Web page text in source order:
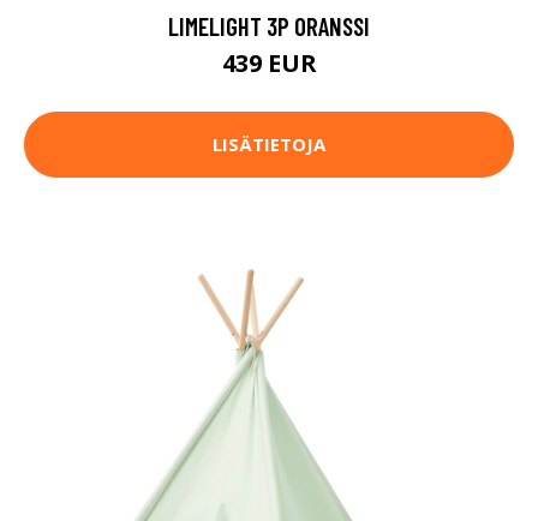
LIMELIGHT 3P ORANSSI
439 EUR
LISÄTIETOJA